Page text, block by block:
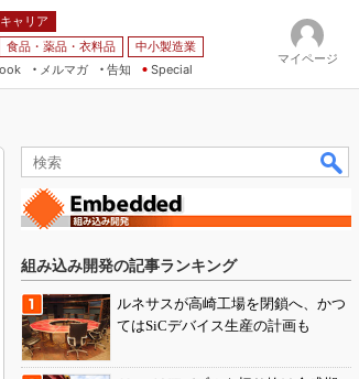
キャリア
食品・薬品・衣料品
中小製造業
メルマガ
告知 Special
マイページ
組み込み開発の記事ランキング
ルネサスが高崎工場を閉鎖へ、かつ
てはSiCデバイス生産の計画も